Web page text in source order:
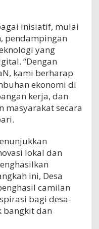
inisiatif, mulai
pendampingan
yang
“Dengan
kami berharap
ekonomi di
kerja, dan
masyarakat secara
lokal dan
ini, Desa
camilan
bagi desa-
bangkit dan